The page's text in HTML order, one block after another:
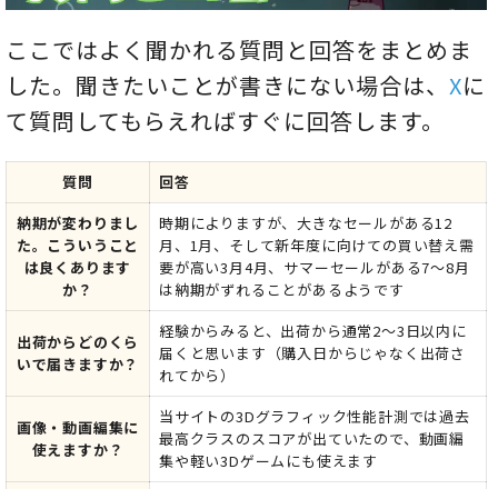
ここではよく聞かれる質問と回答をまとめま
した。聞きたいことが書きにない場合は、 Xに
て質問してもらえればすぐに回答します。
質問
回答
納期が変わりまし
た。こういうこと
は良くあります
か？
時期によりますが、大きなセールがある12
月、1月、そして新年度に向けての買い替え需
要が高い3月4月、サマーセールがある7～8月
は納期がずれることがあるようです
出荷からどのくら
いで届きますか？
経験からみると、出荷から通常2～3日以内に
届くと思います（購入日からじゃなく出荷さ
れてから）
画像・動画編集に
使えますか？
当サイトの3Dグラフィック性能計測では過去
最高クラスのスコアが出ていたので、動画編
集や軽い3Dゲームにも使えます